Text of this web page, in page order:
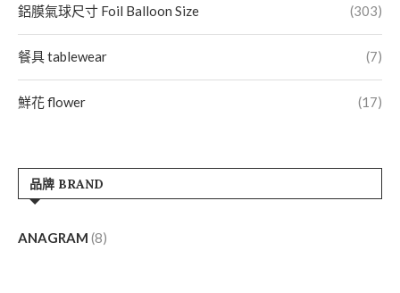
鋁膜氣球尺寸 Foil Balloon Size (303)
餐具 tablewear (7)
鮮花 flower (17)
品牌 BRAND
ANAGRAM (8)